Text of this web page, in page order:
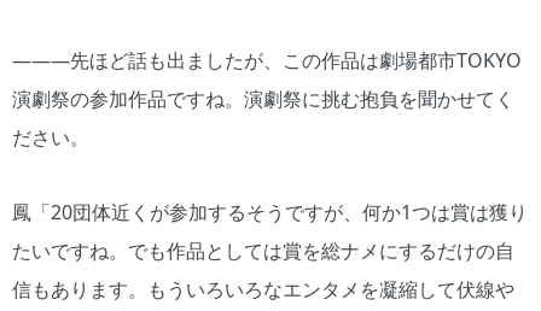
―――先ほど話も出ましたが、この作品は劇場都市TOKYO
演劇祭の参加作品ですね。演劇祭に挑む抱負を聞かせてく
ださい。
鳳「20団体近くが参加するそうですが、何か1つは賞は獲り
たいですね。でも作品としては賞を総ナメにするだけの自
信もあります。もういろいろなエンタメを凝縮して伏線や